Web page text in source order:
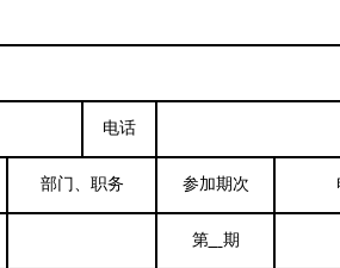
电话
部门、职务 参加期次
第 期